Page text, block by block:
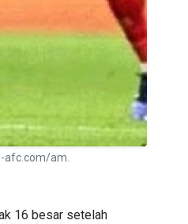
afc.com/am.
16 besar setelah